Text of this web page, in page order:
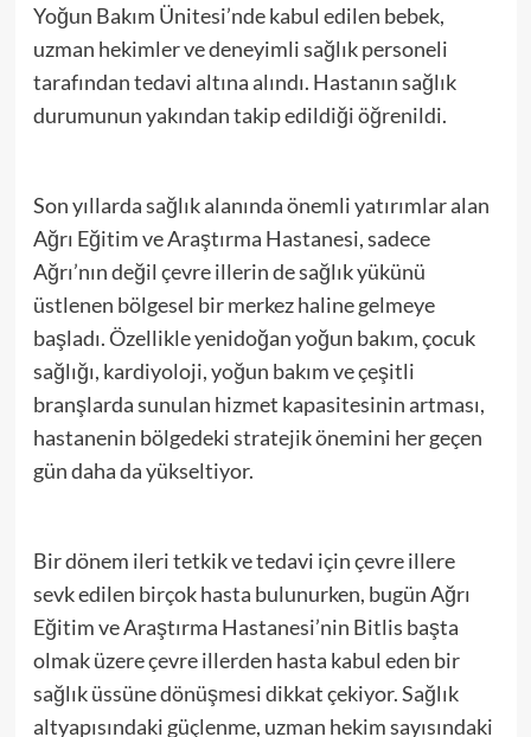
Yoğun Bakım Ünitesi’nde kabul edilen bebek,
uzman hekimler ve deneyimli sağlık personeli
tarafından tedavi altına alındı. Hastanın sağlık
durumunun yakından takip edildiği öğrenildi.
Son yıllarda sağlık alanında önemli yatırımlar alan
Ağrı Eğitim ve Araştırma Hastanesi, sadece
Ağrı’nın değil çevre illerin de sağlık yükünü
üstlenen bölgesel bir merkez haline gelmeye
başladı. Özellikle yenidoğan yoğun bakım, çocuk
sağlığı, kardiyoloji, yoğun bakım ve çeşitli
branşlarda sunulan hizmet kapasitesinin artması,
hastanenin bölgedeki stratejik önemini her geçen
gün daha da yükseltiyor.
Bir dönem ileri tetkik ve tedavi için çevre illere
sevk edilen birçok hasta bulunurken, bugün Ağrı
Eğitim ve Araştırma Hastanesi’nin Bitlis başta
olmak üzere çevre illerden hasta kabul eden bir
sağlık üssüne dönüşmesi dikkat çekiyor. Sağlık
altyapısındaki güçlenme, uzman hekim sayısındaki